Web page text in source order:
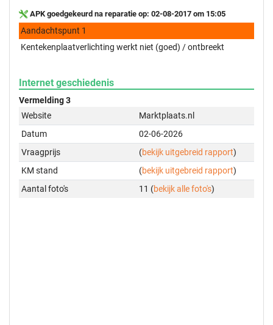
APK goedgekeurd na reparatie op: 02-08-2017 om 15:05
Aandachtspunt 1
Kentekenplaatverlichting werkt niet (goed) / ontbreekt
Internet geschiedenis
Vermelding 3
Website
Marktplaats.nl
Datum
02-06-2026
Vraagprijs
(bekijk uitgebreid rapport)
KM stand
(bekijk uitgebreid rapport)
Aantal foto's
11 (bekijk alle foto's)